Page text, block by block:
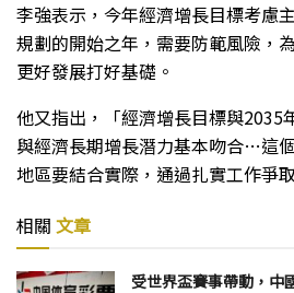
李強表示，今年經濟增長目標考慮
規劃的開始之年，需要防範風險，
更好發展打好基礎。
他又指出，「經濟增長目標與2035
與經濟長期增長潛力基本吻合…這
地區要結合實際，通過扎實工作爭
相關 文章
受世界盃賽事帶動，中